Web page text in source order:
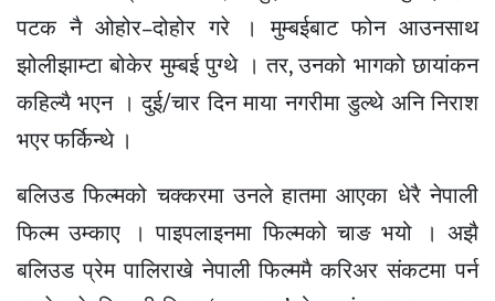
पटक नै ओहोर–दोहोर गरे । मुम्बईबाट फोन आउनसाथ
झोलीझाम्टा बोकेर मुम्बई पुग्थे । तर, उनको भागको छायांकन
कहिल्यै भएन । दुई/चार दिन माया नगरीमा डुल्थे अनि निराश
भएर फर्किन्थे ।
बलिउड फिल्मको चक्करमा उनले हातमा आएका धेरै नेपाली
फिल्म उम्काए । पाइपलाइनमा फिल्मको चाङ भयो । अझै
बलिउड प्रेम पालिराखे नेपाली फिल्ममै करिअर संकटमा पर्न